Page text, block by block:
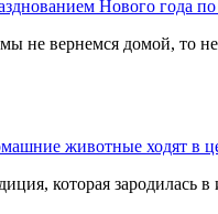
Нового года
не вернемся домой, то
животные ходят в
которая зародилась в